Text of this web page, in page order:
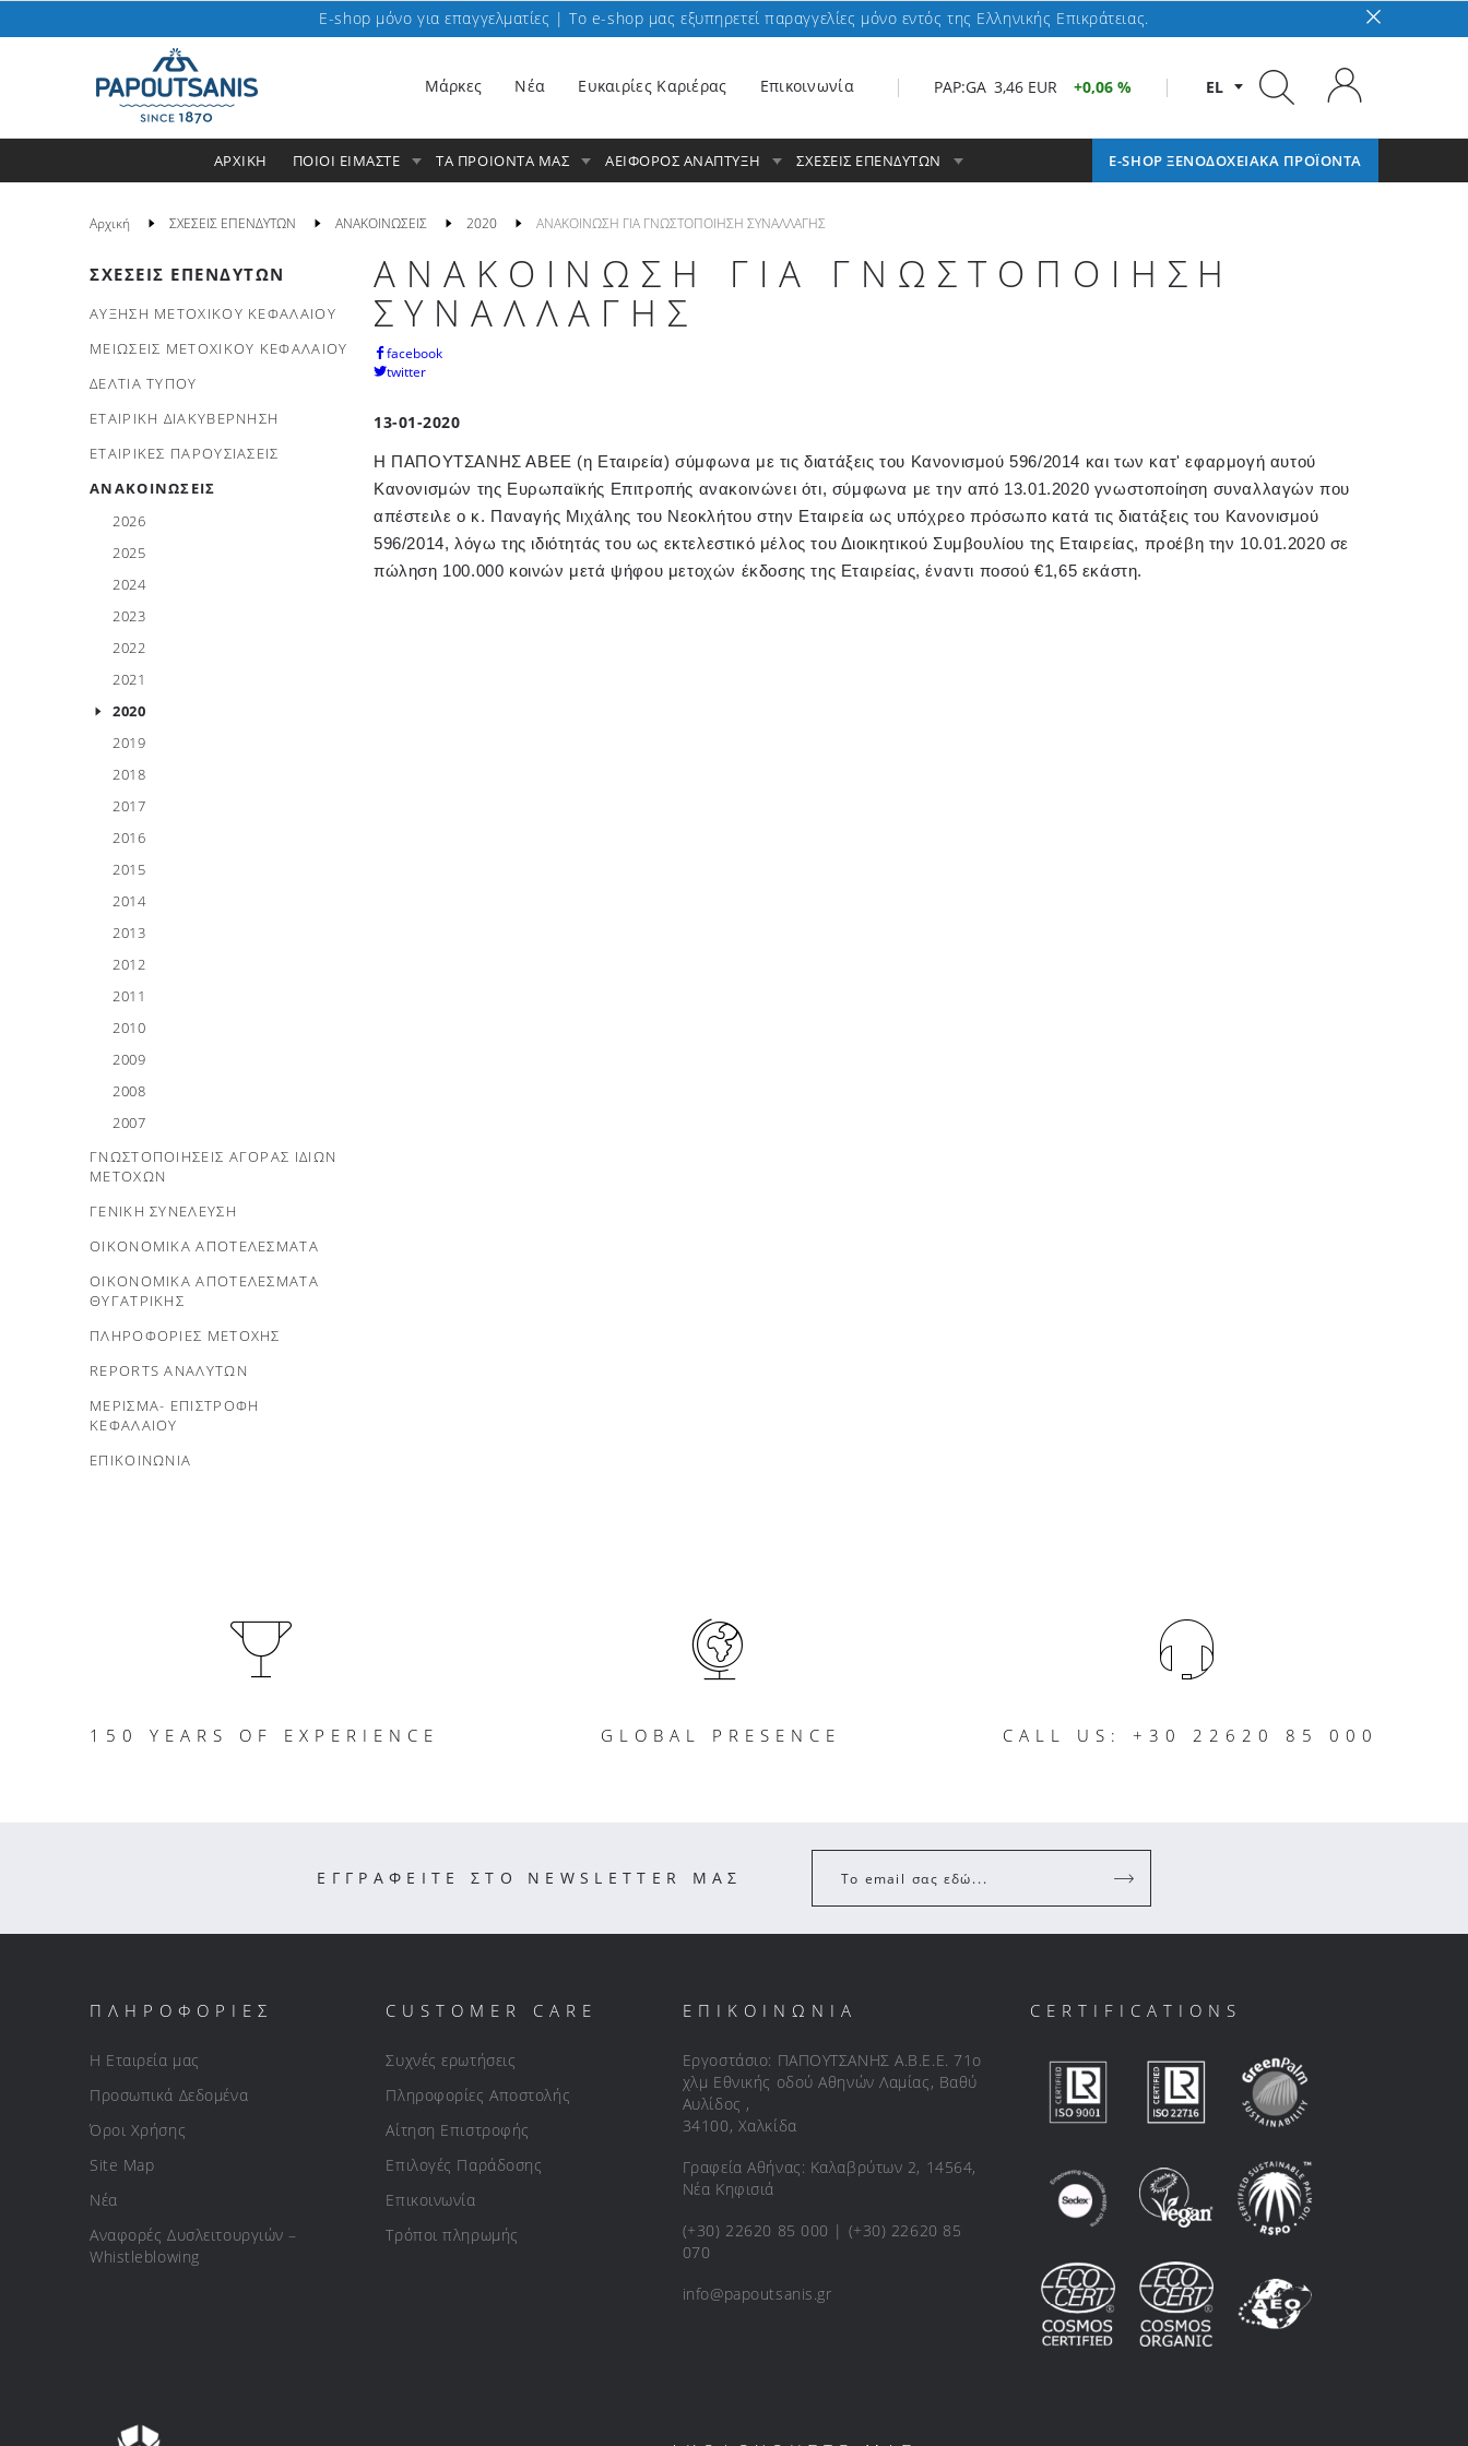
E-shop μόνο για επαγγελματίες | To e-shop μας εξυπηρετεί παραγγελίες μόνο εντός της Ελληνικής Επικράτειας.
EL
PAP:GA 3,46 EUR 0,06 %
Μάρκες Nέα Ευκαιρίες Καριέρας Επικοινωνία
ΑΡΧΙΚΗ ΠΟΙΟΙ ΕΙΜΑΣΤΕ E-SHOP ΞΕΝΟΔΟΧΕΙΑΚΑ ΠΡΟΪΟΝΤΑ
ΤΑ ΠΡΟΙΟΝΤΑ ΜΑΣ ΑΕΙΦΟΡΟΣ ΑΝΑΠΤΥΞΗ ΣΧΕΣΕΙΣ ΕΠΕΝΔΥΤΩΝ
Αρχική ΣΧΕΣΕΙΣ ΕΠΕΝΔΥΤΩΝ ΑΝΑΚΟΙΝΩΣΕΙΣ 2020 ΑΝΑΚΟΙΝΩΣΗ ΓΙΑ ΓΝΩΣΤΟΠΟΙΗΣΗ ΣΥΝΑΛΛΑΓΗΣ
ΣΧΕΣΕΙΣ ΕΠΕΝΔΥΤΩΝ
ΑΥΞΗΣΗ ΜΕΤΟΧΙΚΟΥ ΚΕΦΑΛΑΙΟΥ
ΜΕΙΩΣΕΙΣ ΜΕΤΟΧΙΚΟΥ ΚΕΦΑΛΑΙΟΥ
ΔΕΛΤΙΑ ΤΥΠΟΥ
ΕΤΑΙΡΙΚΗ ΔΙΑΚΥΒΕΡΝΗΣΗ
ΕΤΑΙΡΙΚΕΣ ΠΑΡΟΥΣΙΑΣΕΙΣ
ΑΝΑΚΟΙΝΩΣΕΙΣ
2026
2025
2024
2023
2022
2021
2020
2019
2018
2017
2016
2015
2014
2013
2012
2011
2010
2009
2008
2007
ΓΝΩΣΤΟΠΟΙΗΣΕΙΣ ΑΓΟΡΑΣ ΙΔΙΩΝ
ΜΕΤΟΧΩΝ
ΓΕΝΙΚΗ ΣΥΝΕΛΕΥΣΗ
ΟΙΚΟΝΟΜΙΚΑ ΑΠΟΤΕΛΕΣΜΑΤΑ
ΟΙΚΟΝΟΜΙΚΑ ΑΠΟΤΕΛΕΣΜΑΤΑ
ΘΥΓΑΤΡΙΚΗΣ
ΠΛΗΡΟΦΟΡΙΕΣ ΜΕΤΟΧΗΣ
REPORTS ΑΝΑΛΥΤΩΝ
ΜΕΡΙΣΜΑ- ΕΠΙΣΤΡΟΦΗ
ΚΕΦΑΛΑΙΟΥ
ΕΠΙΚΟΙΝΩΝΙΑ
ΑΝΑΚΟΙΝΩΣΗ ΓΙΑ ΓΝΩΣΤΟΠΟΙΗΣΗ
ΣΥΝΑΛΛΑΓΗΣ
facebook
twitter
13-01-2020
Η ΠΑΠΟΥΤΣΑΝΗΣ ΑΒΕΕ (η Εταιρεία) σύμφωνα με τις διατάξεις του Κανονισμού 596/2014 και των κατ' εφαρμογή αυτού
Κανονισμών της Ευρωπαϊκής Επιτροπής ανακοινώνει ότι, σύμφωνα με την από 13.01.2020 γνωστοποίηση συναλλαγών που
απέστειλε ο κ. Παναγής Μιχάλης του Νεοκλήτου στην Εταιρεία ως υπόχρεο πρόσωπο κατά τις διατάξεις του Κανονισμού
596/2014, λόγω της ιδιότητάς του ως εκτελεστικό μέλος του Διοικητικού Συμβουλίου της Εταιρείας, προέβη την 10.01.2020 σε
πώληση 100.000 κοινών μετά ψήφου μετοχών έκδοσης της Εταιρείας, έναντι ποσού €1,65 εκάστη.
150 YEARS OF EXPERIENCE GLOBAL PRESENCE CALL US: +30 22620 85 000
ΕΓΓΡΑΦΕΙΤΕ ΣΤΟ NEWSLETTER ΜΑΣ Το email σας εδώ...
ΠΛΗΡΟΦΟΡΙΕΣ
Η Εταιρεία μας
Προσωπικά Δεδομένα
Όροι Χρήσης
Site Map
Νέα
Αναφορές Δυσλειτουργιών –
Whistleblowing
CUSTOMER CARE
Συχνές ερωτήσεις
Πληροφορίες Αποστολής
Αίτηση Επιστροφής
Επιλογές Παράδοσης
Επικοινωνία
Τρόποι πληρωμής
ΕΠΙΚΟΙΝΩΝΙΑ
Εργοστάσιο: ΠΑΠΟΥΤΣΑΝΗΣ Α.Β.Ε.Ε. 71ο
χλμ Εθνικής οδού Αθηνών Λαμίας, Βαθύ
Αυλίδος ,
34100, Χαλκίδα
Γραφεία Αθήνας: Καλαβρύτων 2, 14564,
Νέα Κηφισιά
(+30) 22620 85 000 | (+30) 22620 85
070
info@papoutsanis.gr
CERTIFICATIONS